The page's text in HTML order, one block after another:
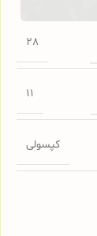
28
11
کپسولی